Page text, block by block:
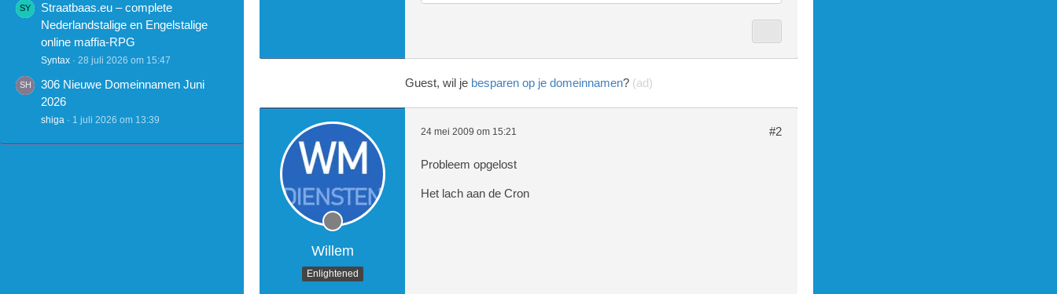
Straatbaas.eu – complete
Nederlandstalige en Engelstalige
online maffia-RPG
Syntax 28 juli 2026 om 15:47
306 Nieuwe Domeinnamen Juni
2026
shiga 1 juli 2026 om 13:39
      $dbres				= mysql_query("SEL
M `users` WHERE `login`='{$_SESSION['logi
      $_SESSION['data']			= mysql_fetch_
Guest, wil je besparen op je domeinnamen? (ad)
Willem
Enlightened
24 mei 2009 om 15:21 #2
Probleem opgelost
Het lach aan de Cron